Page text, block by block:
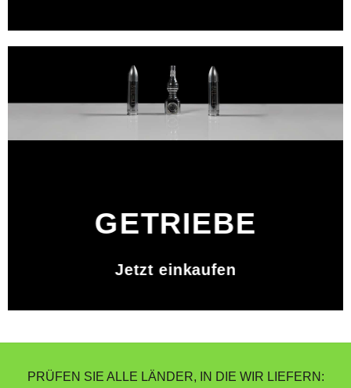
GETRIEBE
Jetzt einkaufen
PRÜFEN SIE ALLE LÄNDER, IN DIE WIR LIEFERN: